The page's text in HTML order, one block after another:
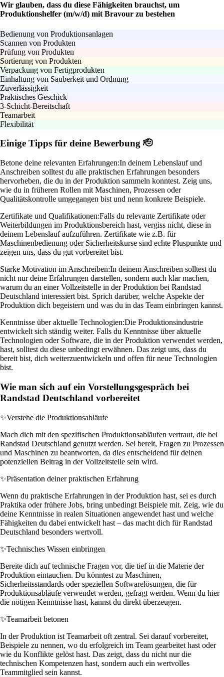
Wir glauben, dass du diese Fähigkeiten brauchst, um
Produktionshelfer (m/w/d) mit Bravour zu bestehen
Bedienung von Produktionsanlagen
Scannen von Produkten
Prüfung von Produkten
Sortierung von Produkten
Verpackung von Fertigprodukten
Einhaltung von Sauberkeit und Ordnung
Zuverlässigkeit
Praktisches Geschick
3-Schicht-Bereitschaft
Teamarbeit
Flexibilität
Einige Tipps für deine Bewerbung 🫡
Betone deine relevanten Erfahrungen:In deinem Lebenslauf und
Anschreiben solltest du alle praktischen Erfahrungen besonders
hervorheben, die du in der Produktion sammeln konntest. Zeig uns,
wie du in früheren Rollen mit Maschinen, Prozessen oder
Qualitätskontrolle umgegangen bist und nenn konkrete Beispiele.
Zertifikate und Qualifikationen:Falls du relevante Zertifikate oder
Weiterbildungen im Produktionsbereich hast, vergiss nicht, diese in
deinem Lebenslauf aufzuführen. Zertifikate wie z.B. für
Maschinenbedienung oder Sicherheitskurse sind echte Pluspunkte und
zeigen uns, dass du gut vorbereitet bist.
Starke Motivation im Anschreiben:In deinem Anschreiben solltest du
nicht nur deine Erfahrungen darstellen, sondern auch klar machen,
warum du an einer Vollzeitstelle in der Produktion bei Randstad
Deutschland interessiert bist. Sprich darüber, welche Aspekte der
Produktion dich begeistern und was du in das Team einbringen kannst.
Kenntnisse über aktuelle Technologien:Die Produktionsindustrie
entwickelt sich ständig weiter. Falls du Kenntnisse über aktuelle
Technologien oder Software, die in der Produktion verwendet werden,
hast, solltest du diese unbedingt erwähnen. Das zeigt uns, dass du
bereit bist, dich weiterzuentwickeln und offen für neue Technologien
bist.
Wie man sich auf ein Vorstellungsgespräch bei
Randstad Deutschland vorbereitet
✨Verstehe die Produktionsabläufe
Mach dich mit den spezifischen Produktionsabläufen vertraut, die bei
Randstad Deutschland genutzt werden. Sei bereit, Fragen zu Prozessen
und Maschinen zu beantworten, da dies entscheidend für deinen
potenziellen Beitrag in der Vollzeitstelle sein wird.
✨Präsentation deiner praktischen Erfahrung
Wenn du praktische Erfahrungen in der Produktion hast, sei es durch
Praktika oder frühere Jobs, bring unbedingt Beispiele mit. Zeig, wie du
deine Kenntnisse in realen Situationen angewendet hast und welche
Fähigkeiten du dabei entwickelt hast – das macht dich für Randstad
Deutschland besonders wertvoll.
✨Technisches Wissen einbringen
Bereite dich auf technische Fragen vor, die tief in die Materie der
Produktion eintauchen. Du könntest zu Maschinen,
Sicherheitsstandards oder speziellen Softwarelösungen, die für
Produktionsabläufe verwendet werden, gefragt werden. Wenn du hier
die nötigen Kenntnisse hast, kannst du direkt überzeugen.
✨Teamarbeit betonen
In der Produktion ist Teamarbeit oft zentral. Sei darauf vorbereitet,
Beispiele zu nennen, wo du erfolgreich im Team gearbeitet hast oder
wie du Konflikte gelöst hast. Das zeigt, dass du nicht nur die
technischen Kompetenzen hast, sondern auch ein wertvolles
Teammitglied sein kannst.